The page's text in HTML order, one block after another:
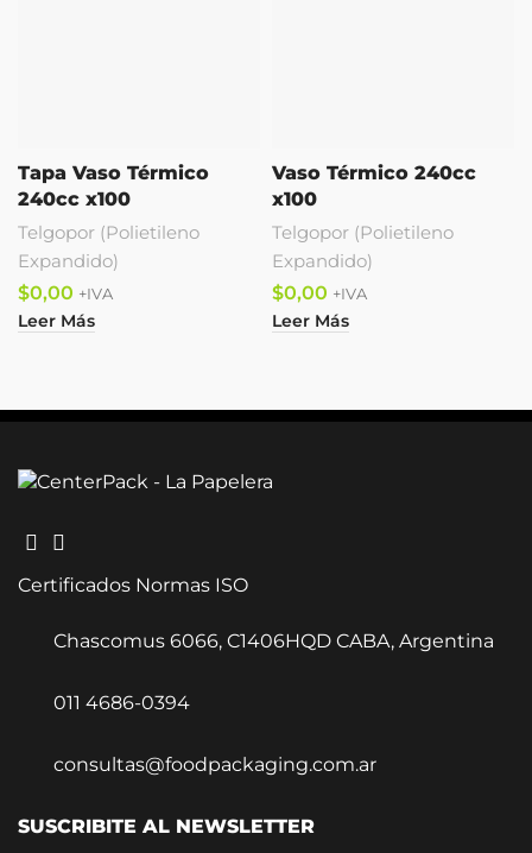
Tapa Vaso Térmico
240cc x100
Telgopor (Polietileno
Expandido)
$
Leer Más
Vaso Térmico 240cc
x100
Telgopor (Polietileno
Expandido)
$
Leer Más
Certificados Normas ISO
Chascomus 6066, C1406HQD CABA, Argentina
011 4686-0394
consultas@foodpackaging.com.ar
SUSCRIBITE AL NEWSLETTER